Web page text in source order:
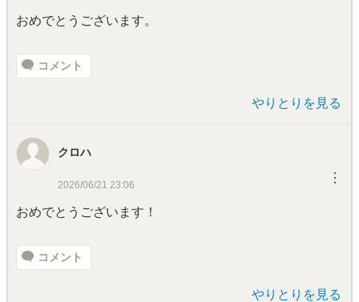
おめでとうございます。
コメント
やりとりを見る
クロハ
2026/06/21 23:06 ︙
おめでとうございます！
コメント
やりとりを見る